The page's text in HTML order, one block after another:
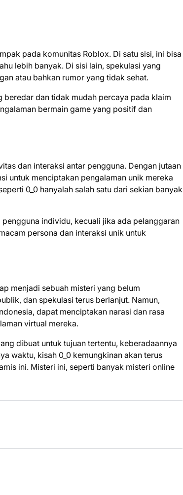
pada komunitas Roblox. Di satu sisi, ini bisa
lebih banyak. Di sisi lain, spekulasi yang
atau bahkan rumor yang tidak sehat.
dan tidak mudah percaya pada klaim
bermain game yang positif dan
dan interaksi antar pengguna. Dengan jutaan
untuk menciptakan pengalaman unik mereka
0_0 hanyalah salah satu dari sekian banyak
individu, kecuali jika ada pelanggaran
persona dan interaksi unik untuk
menjadi sebuah misteri yang belum
dan spekulasi terus berlanjut. Namun,
dapat menciptakan narasi dan rasa
virtual mereka.
dibuat untuk tujuan tertentu, keberadaannya
waktu, kisah 0_0 kemungkinan akan terus
ini. Misteri ini, seperti banyak misteri online